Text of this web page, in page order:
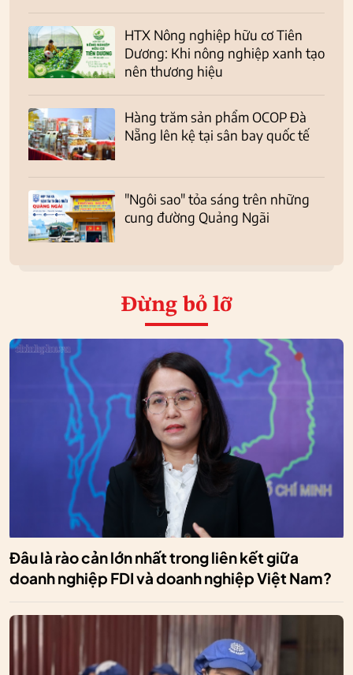
HTX Nông nghiệp hữu cơ Tiên
Dương: Khi nông nghiệp xanh tạo
nên thương hiệu
Hàng trăm sản phẩm OCOP Đà
Nẵng lên kệ tại sân bay quốc tế
"Ngôi sao" tỏa sáng trên những
cung đường Quảng Ngãi
Đừng bỏ lỡ
Đâu là rào cản lớn nhất trong liên kết giữa
doanh nghiệp FDI và doanh nghiệp Việt Nam?